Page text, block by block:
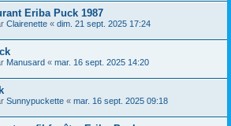
Eriba Puck 1987
Clairenette « dim. 21 sept. 2025 17:24
Manusard « mar. 16 sept. 2025 14:20
Sunnypuckette « mar. 16 sept. 2025 09:18